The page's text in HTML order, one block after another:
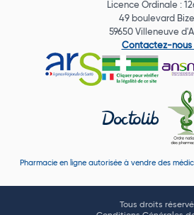
Licence Ordinale :
49 boulevard
59650 Villeneuve
Contactez-nous
Pharmacie en ligne autorisée à vendre des
Tous droits